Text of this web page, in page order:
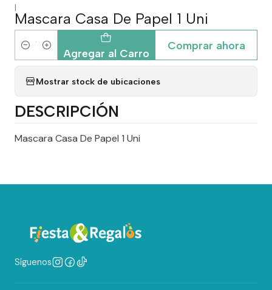
|
Mascara Casa De Papel 1 Uni
Cantidad Agregar al Carro
Comprar ahora
Mostrar stock de ubicaciones
DESCRIPCIÓN
Mascara Casa De Papel 1 Uni
Síguenos